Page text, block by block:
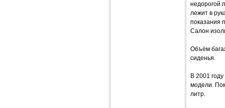
недорогой
лежит в
показания
Салон
Объём
сиденья.
В 2001
модели.
литр.